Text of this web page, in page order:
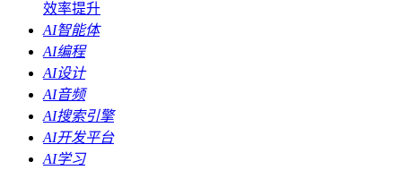
效率提升
AI智能体
AI编程
AI设计
AI音频
AI搜索引擎
AI开发平台
AI学习